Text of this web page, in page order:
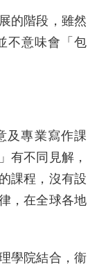
的階段，雖然
不意味會「包
及專業寫作課
有不同見解，
課程，沒有設
，在全球各地
學院結合，衞